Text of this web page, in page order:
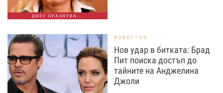
ДНЕС ПРАЗНУВА...
ИЗВЕСТНИ
Нов удар в битката: Брад
Пит поиска достъп до
тайните на Анджелина
Джоли